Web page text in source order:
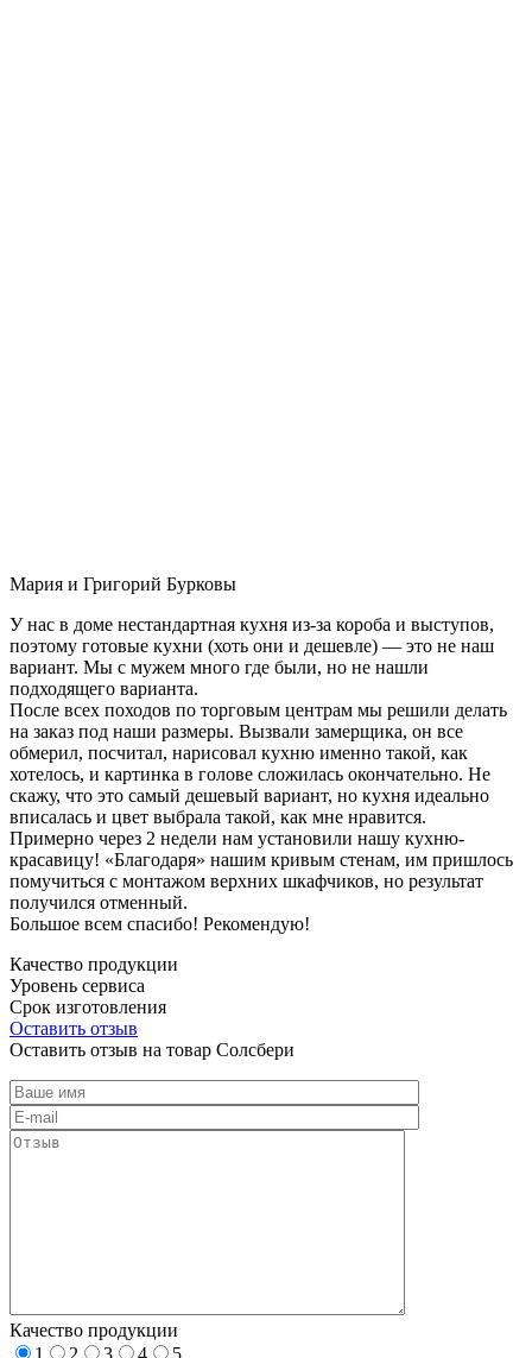
Мария и Григорий Бурковы
У нас в доме нестандартная кухня из-за короба и выступов,
поэтому готовые кухни (хоть они и дешевле) — это не наш
вариант. Мы с мужем много где были, но не нашли
подходящего варианта.
После всех походов по торговым центрам мы решили делать
на заказ под наши размеры. Вызвали замерщика, он все
обмерил, посчитал, нарисовал кухню именно такой, как
хотелось, и картинка в голове сложилась окончательно. Не
скажу, что это самый дешевый вариант, но кухня идеально
вписалась и цвет выбрала такой, как мне нравится.
Примерно через 2 недели нам установили нашу кухню-
красавицу! «Благодаря» нашим кривым стенам, им пришлось
помучиться с монтажом верхних шкафчиков, но результат
получился отменный.
Большое всем спасибо! Рекомендую!
Качество продукции
Уровень сервиса
Срок изготовления
Оставить отзыв
Оставить отзыв на товар Солсбери
Качество продукции
1
2 3 4
5